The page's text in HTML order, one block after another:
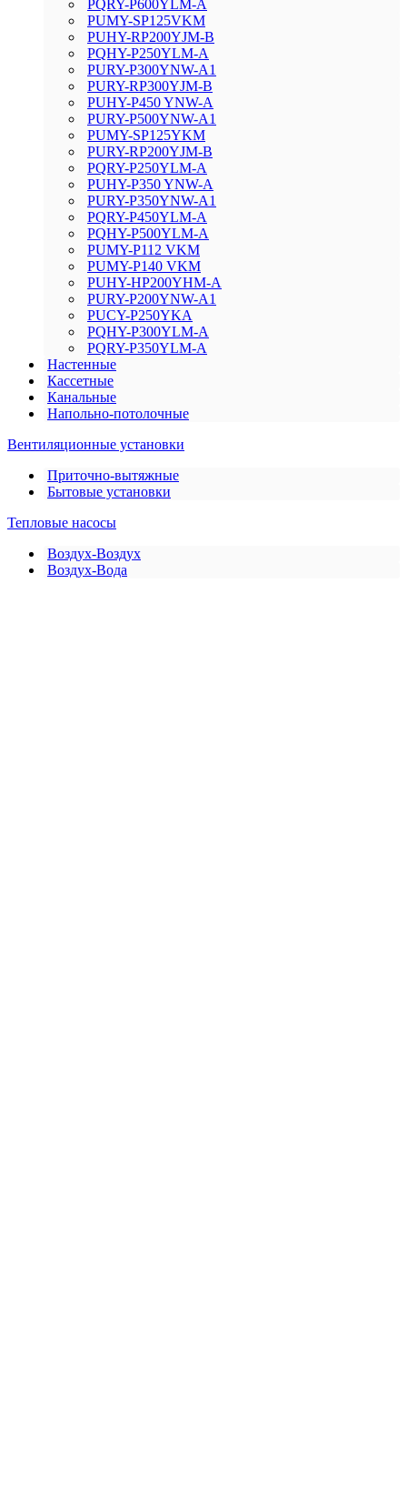
PQRY-P600YLM-A
PUMY-SP125VKM
PUHY-RP200YJM-B
PQHY-P250YLM-A
PURY-P300YNW-A1
PURY-RP300YJM-B
PUHY-P450 YNW-A
PURY-P500YNW-A1
PUMY-SP125YKM
PURY-RP200YJM-B
PQRY-P250YLM-A
PUHY-P350 YNW-A
PURY-P350YNW-A1
PQRY-P450YLM-A
PQHY-P500YLM-A
PUMY-P112 VKM
PUMY-P140 VKM
PUHY-HP200YHM-A
PURY-P200YNW-A1
PUCY-P250YKA
PQHY-P300YLM-A
PQRY-P350YLM-A
Настенные
Кассетные
Канальные
Напольно-потолочные
Вентиляционные установки
Приточно-вытяжные
Бытовые установки
Тепловые насосы
Воздух-Воздух
Воздух-Вода